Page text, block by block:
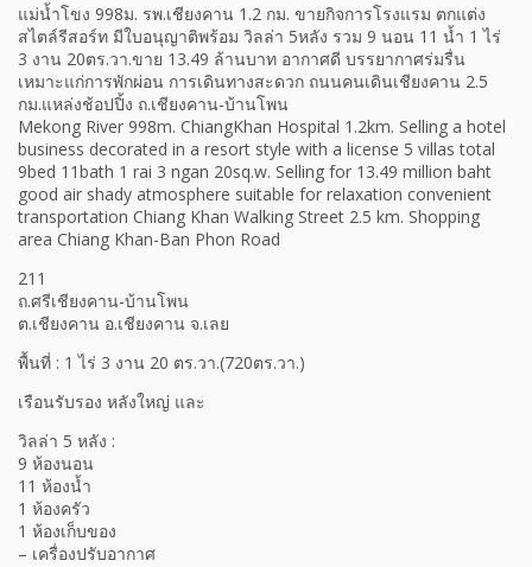
แม่น้ำโขง 998ม. รพ.เชียงคาน 1.2 กม. ขายกิจการโรงแรม ตกแต่ง
สไตล์รีสอร์ท มีใบอนุญาติพร้อม วิลล่า 5หลัง รวม 9 นอน 11 น้ำ 1 ไร่
3 งาน 20ตร.วา.ขาย 13.49 ล้านบาท อากาศดี บรรยากาศร่มรื่น
เหมาะแก่การพักผ่อน การเดินทางสะดวก ถนนคนเดินเชียงคาน 2.5
กม.แหล่งช้อปปิ้ง ถ.เชียงคาน-บ้านโพน
Mekong River 998m. ChiangKhan Hospital 1.2km. Selling a hotel
business decorated in a resort style with a license 5 villas total
9bed 11bath 1 rai 3 ngan 20sq.w. Selling for 13.49 million baht
good air shady atmosphere suitable for relaxation convenient
transportation Chiang Khan Walking Street 2.5 km. Shopping
area Chiang Khan-Ban Phon Road
211
ถ.ศรีเชียงคาน-บ้านโพน
ต.เชียงคาน อ.เชียงคาน จ.เลย
พื้นที่ : 1 ไร่ 3 งาน 20 ตร.วา.(720ตร.วา.)
เรือนรับรอง หลังใหญ่ และ
วิลล่า 5 หลัง :
9 ห้องนอน
11 ห้องน้ำ
1 ห้องครัว
1 ห้องเก็บของ
– เครื่องปรับอากาศ